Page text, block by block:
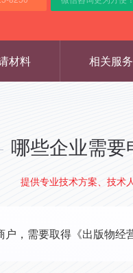
材料 相关服务
哪些企业需
提供专业技术方案、技术
，需要取得《出版物经